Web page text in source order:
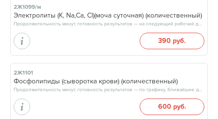
2Ж1099/м
Электролиты (К, Na,Ca, Cl)(моча суточная) (количественный)
Продолжительность минут, готовность результатов — на следующий рабочий день, после 15:00
390 руб.
2Ж1101
Фосфолипиды (сыворотка крови) (количественный)
Продолжительность минут, готовность результатов — по графику, ближайшие даты: 14.08.26, 21.08.26, 28.08.26, 04.09.26, результат на следующий рабочий день
600 руб.